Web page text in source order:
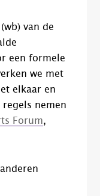
van de
een formele
we met
elkaar en
nemen
Forum,